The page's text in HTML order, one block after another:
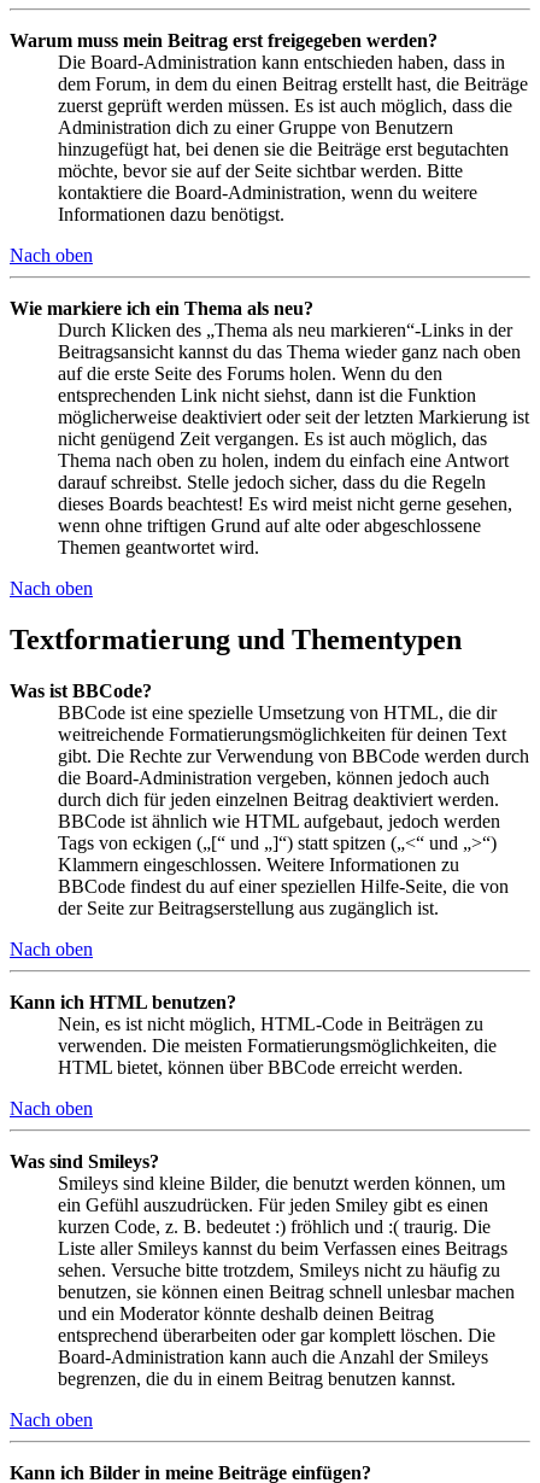
Warum muss mein Beitrag erst freigegeben werden?
Die Board-Administration kann entschieden haben, dass in
dem Forum, in dem du einen Beitrag erstellt hast, die Beiträge
zuerst geprüft werden müssen. Es ist auch möglich, dass die
Administration dich zu einer Gruppe von Benutzern
hinzugefügt hat, bei denen sie die Beiträge erst begutachten
möchte, bevor sie auf der Seite sichtbar werden. Bitte
kontaktiere die Board-Administration, wenn du weitere
Informationen dazu benötigst.
Nach oben
Wie markiere ich ein Thema als neu?
Durch Klicken des „Thema als neu markieren“-Links in der
Beitragsansicht kannst du das Thema wieder ganz nach oben
auf die erste Seite des Forums holen. Wenn du den
entsprechenden Link nicht siehst, dann ist die Funktion
möglicherweise deaktiviert oder seit der letzten Markierung ist
nicht genügend Zeit vergangen. Es ist auch möglich, das
Thema nach oben zu holen, indem du einfach eine Antwort
darauf schreibst. Stelle jedoch sicher, dass du die Regeln
dieses Boards beachtest! Es wird meist nicht gerne gesehen,
wenn ohne triftigen Grund auf alte oder abgeschlossene
Themen geantwortet wird.
Nach oben
Textformatierung und Thementypen
Was ist BBCode?
BBCode ist eine spezielle Umsetzung von HTML, die dir
weitreichende Formatierungsmöglichkeiten für deinen Text
gibt. Die Rechte zur Verwendung von BBCode werden durch
die Board-Administration vergeben, können jedoch auch
durch dich für jeden einzelnen Beitrag deaktiviert werden.
BBCode ist ähnlich wie HTML aufgebaut, jedoch werden
Tags von eckigen („[“ und „]“) statt spitzen („<“ und „>“)
Klammern eingeschlossen. Weitere Informationen zu
BBCode findest du auf einer speziellen Hilfe-Seite, die von
der Seite zur Beitragserstellung aus zugänglich ist.
Nach oben
Kann ich HTML benutzen?
Nein, es ist nicht möglich, HTML-Code in Beiträgen zu
verwenden. Die meisten Formatierungsmöglichkeiten, die
HTML bietet, können über BBCode erreicht werden.
Nach oben
Was sind Smileys?
Smileys sind kleine Bilder, die benutzt werden können, um
ein Gefühl auszudrücken. Für jeden Smiley gibt es einen
kurzen Code, z. B. bedeutet :) fröhlich und :( traurig. Die
Liste aller Smileys kannst du beim Verfassen eines Beitrags
sehen. Versuche bitte trotzdem, Smileys nicht zu häufig zu
benutzen, sie können einen Beitrag schnell unlesbar machen
und ein Moderator könnte deshalb deinen Beitrag
entsprechend überarbeiten oder gar komplett löschen. Die
Board-Administration kann auch die Anzahl der Smileys
begrenzen, die du in einem Beitrag benutzen kannst.
Nach oben
Kann ich Bilder in meine Beiträge einfügen?